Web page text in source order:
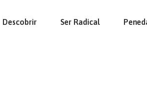
Descobrir Ser Radical